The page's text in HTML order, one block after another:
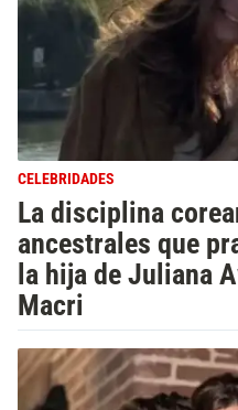
CELEBRIDADES
La disciplina
ancestrales que
la hija de Juliana
Macri